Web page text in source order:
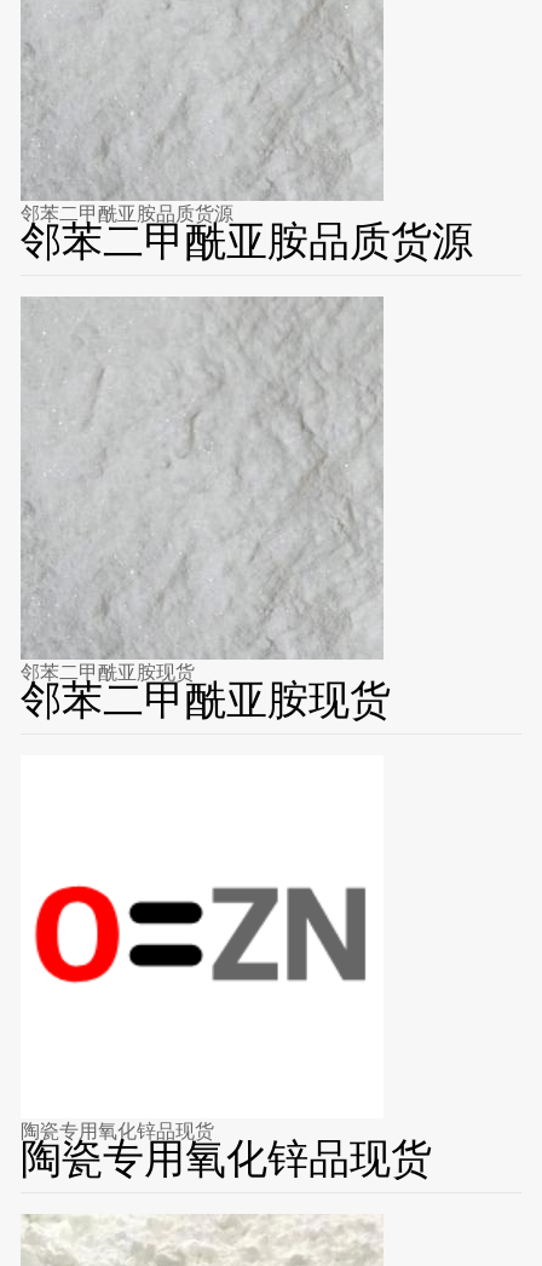
邻苯二甲酰亚胺品质货源
邻苯二甲酰亚胺品质货源
邻苯二甲酰亚胺现货
邻苯二甲酰亚胺现货
陶瓷专用氧化锌品现货
陶瓷专用氧化锌品现货